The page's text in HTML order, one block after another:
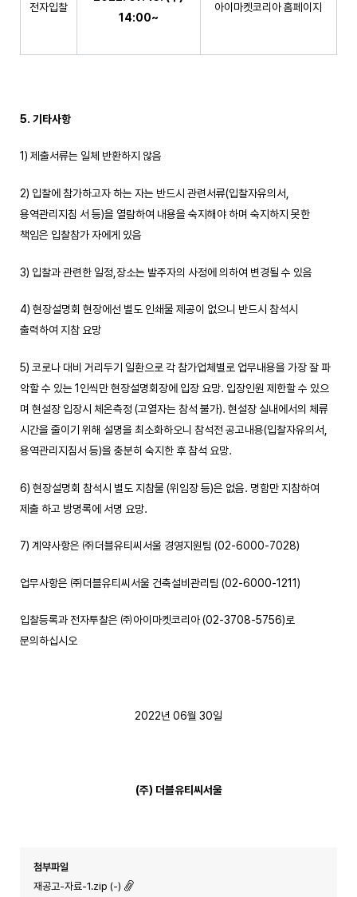
전자입찰
14:00~
아이마켓코리아 홈페이지
5. 기타사항
1) 제출서류는 일체 반환하지 않음
2) 입찰에 참가하고자 하는 자는 반드시 관련서류(입찰자유의서,
용역관리지침 서 등)을 열람하여 내용을 숙지해야 하며 숙지하지 못한
책임은 입찰참가 자에게 있음
3) 입찰과 관련한 일정,장소는 발주자의 사정에 의하여 변경될 수 있음
4) 현장설명회 현장에선 별도 인쇄물 제공이 없으니 반드시 참석시
출력하여 지참 요망
5) 코로나 대비 거리두기 일환으로 각 참가업체별로 업무내용을 가장 잘 파
악할 수 있는 1인씩만 현장설명회장에 입장 요망. 입장인원 제한할 수 있으
며 현설장 입장시 체온측정 (고열자는 참석 불가). 현설장 실내에서의 체류
시간을 줄이기 위해 설명을 최소화하오니 참석전 공고내용(입찰자유의서,
용역관리지침서 등)을 충분히 숙지한 후 참석 요망.
6) 현장설명회 참석시 별도 지참물 (위임장 등)은 없음. 명함만 지참하여
제출 하고 방명록에 서명 요망.
7) 계약사항은 ㈜더블유티씨서울 경영지원팀 (02-6000-7028)
업무사항은 ㈜더블유티씨서울 건축설비관리팀 (02-6000-1211)
입찰등록과 전자투찰은 ㈜아이마켓코리아 (02-3708-5756)로
문의하십시오
2022년 06월 30일
(주) 더블유티씨서울
첨부파일
재공고-자료-1.zip (-)